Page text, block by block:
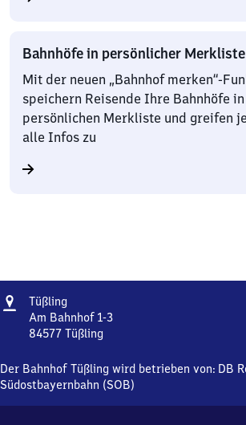
Bahnhöfe in persönlicher
Mit der neuen „Bahnhof merken“-
speichern Reisende Ihre Bahnhöfe
persönlichen Merkliste und greifen
alle Infos zu
Adresse
Tüßling
Am Bahnhof 1-3
84577 Tüßling
Am
Bahnhof
Der Bahnhof Tüßling wird betrieben von: DB
Südostbayernbahn (SOB)